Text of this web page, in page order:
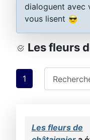
dialoguent avec
vous lisent
Les fleurs
1
Les fleurs de